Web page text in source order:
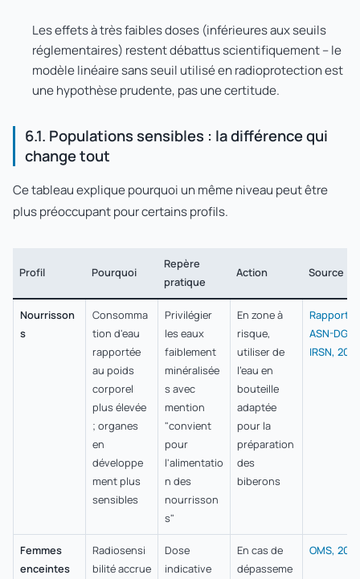
Les effets à très faibles doses (inférieures aux seuils
réglementaires) restent débattus scientifiquement – le
modèle linéaire sans seuil utilisé en radioprotection est
une hypothèse prudente, pas une certitude.
6.1. Populations sensibles : la différence qui
change tout
Ce tableau explique pourquoi un même niveau peut être
plus préoccupant pour certains profils.
Profil Pourquoi
Repère
pratique
Action Source
Nourrisson
s
Consomma
tion d'eau
rapportée
au poids
corporel
plus élevée
; organes
en
développe
ment plus
sensibles
Privilégier
les eaux
faiblement
minéralisée
s avec
mention
"convient
pour
l'alimentatio
n des
nourrisson
s"
En zone à
risque,
utiliser de
l'eau en
bouteille
adaptée
pour la
préparation
des
biberons
Rapport
ASN-DGS-
IRSN, 2011
Femmes
enceintes
Radiosensi
bilité accrue
Dose
indicative
En cas de
dépasseme
OMS, 2023